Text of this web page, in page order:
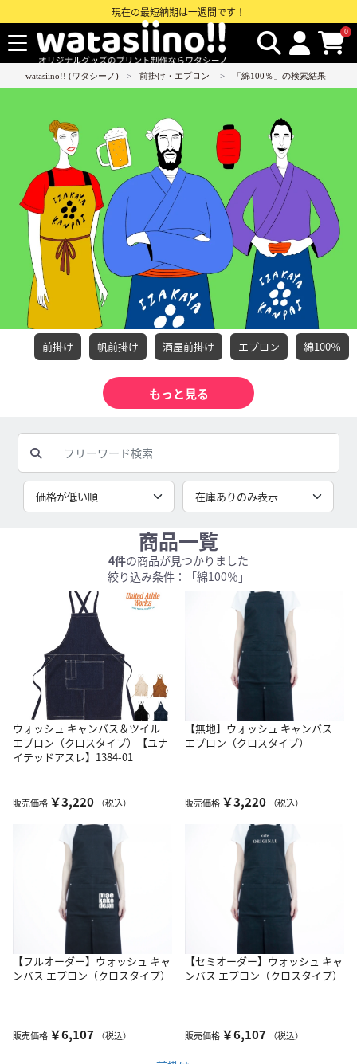
現在の最短納期は一週間です！
0
watasiino!! (ワタシーノ) 前掛け・エプロン 「綿100％」の検索結果
前掛け 帆前掛け 酒屋前掛け エプロン 綿100％
商品一覧
4件の商品が見つかりました
絞り込み条件：「綿100％」
ウォッシュ キャンバス＆ツイル
エプロン（クロスタイプ）【ユナ
イテッドアスレ】1384-01
販売価格 ￥3,220 （税込）
【無地】ウォッシュ キャンバス
エプロン（クロスタイプ）
販売価格 ￥3,220 （税込）
【フルオーダー】ウォッシュ キャ
ンバス エプロン（クロスタイプ）
販売価格 ￥6,107 （税込）
【セミオーダー】ウォッシュ キャ
ンバス エプロン（クロスタイプ）
販売価格 ￥6,107 （税込）